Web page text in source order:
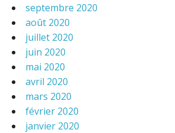
septembre 2020
août 2020
juillet 2020
juin 2020
mai 2020
avril 2020
mars 2020
février 2020
janvier 2020